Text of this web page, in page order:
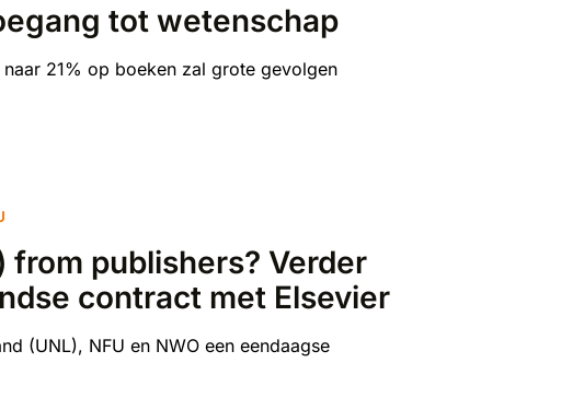
tot wetenschap
21% op boeken zal grote gevolgen
publishers? Verder
contract met Elsevier
(UNL), NFU en NWO een eendaagse